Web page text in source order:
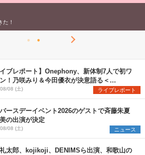
！
イブレポート】Onephony、新体制7人で初ワ
！乃咲みり＆今田優衣が決意語る＜
新体制1st Oneman Live はじまりの夏
08 (土) ライブレポート
ースデーイベント2026のゲストで斉藤朱夏
の出演が決定
08 (土) ニュース
太郎、kojikoji、DENIMSら出演、和歌山の